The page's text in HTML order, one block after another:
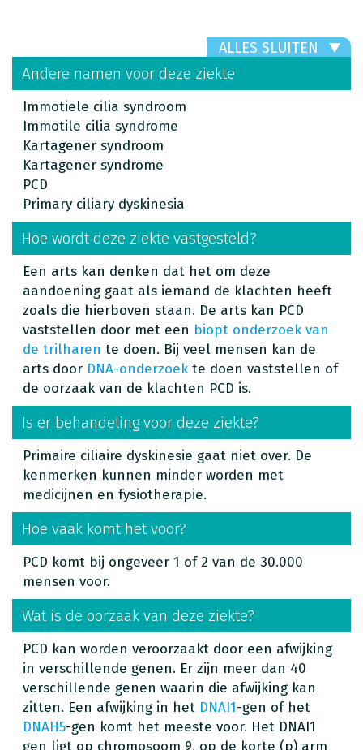
ALLES SLUITEN
Andere namen voor deze ziekte
Immotiele cilia syndroom
Immotile cilia syndrome
Kartagener syndroom
Kartagener syndrome
PCD
Primary ciliary dyskinesia
Hoe wordt deze ziekte vastgesteld?
Een arts kan denken dat het om deze
aandoening gaat als iemand de klachten heeft
zoals die hierboven staan. De arts kan PCD
vaststellen door met een biopt onderzoek van
de trilharen te doen. Bij veel mensen kan de
arts door DNA-onderzoek te doen vaststellen of
de oorzaak van de klachten PCD is.
Is er behandeling voor deze ziekte?
Primaire ciliaire dyskinesie gaat niet over. De
kenmerken kunnen minder worden met
medicijnen en fysiotherapie.
Hoe vaak komt het voor?
PCD komt bij ongeveer 1 of 2 van de 30.000
mensen voor.
Wat is de oorzaak van deze ziekte?
PCD kan worden veroorzaakt door een afwijking
in verschillende genen. Er zijn meer dan 40
verschillende genen waarin die afwijking kan
zitten. Een afwijking in het DNAI1-gen of het
DNAH5-gen komt het meeste voor. Het DNAI1
gen ligt op chromosoom 9, op de korte (p) arm